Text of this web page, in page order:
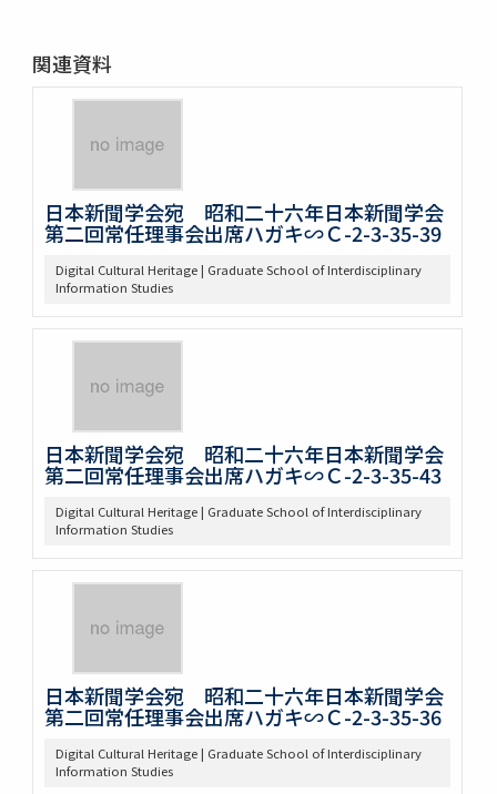
関連資料
日本新聞学会宛 昭和二十六年日本新聞学会
第二回常任理事会出席ハガキ∽Ｃ-2-3-35-39
Digital Cultural Heritage | Graduate School of Interdisciplinary
Information Studies
日本新聞学会宛 昭和二十六年日本新聞学会
第二回常任理事会出席ハガキ∽Ｃ-2-3-35-43
Digital Cultural Heritage | Graduate School of Interdisciplinary
Information Studies
日本新聞学会宛 昭和二十六年日本新聞学会
第二回常任理事会出席ハガキ∽Ｃ-2-3-35-36
Digital Cultural Heritage | Graduate School of Interdisciplinary
Information Studies